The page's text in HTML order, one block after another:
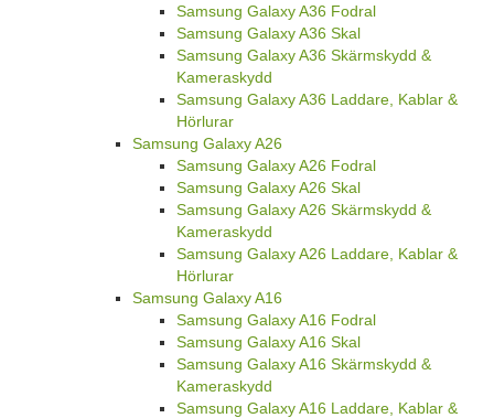
Samsung Galaxy A36 Fodral
Samsung Galaxy A36 Skal
Samsung Galaxy A36 Skärmskydd &
Kameraskydd
Samsung Galaxy A36 Laddare, Kablar &
Hörlurar
Samsung Galaxy A26
Samsung Galaxy A26 Fodral
Samsung Galaxy A26 Skal
Samsung Galaxy A26 Skärmskydd &
Kameraskydd
Samsung Galaxy A26 Laddare, Kablar &
Hörlurar
Samsung Galaxy A16
Samsung Galaxy A16 Fodral
Samsung Galaxy A16 Skal
Samsung Galaxy A16 Skärmskydd &
Kameraskydd
Samsung Galaxy A16 Laddare, Kablar &